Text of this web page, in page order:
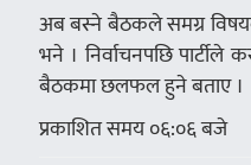
अब बस्ने बैठकले समग्र
भने । निर्वाचनपछि
बैठकमा छलफल हुने बताए ।
प्रकाशित समय ०६:०६ बजे